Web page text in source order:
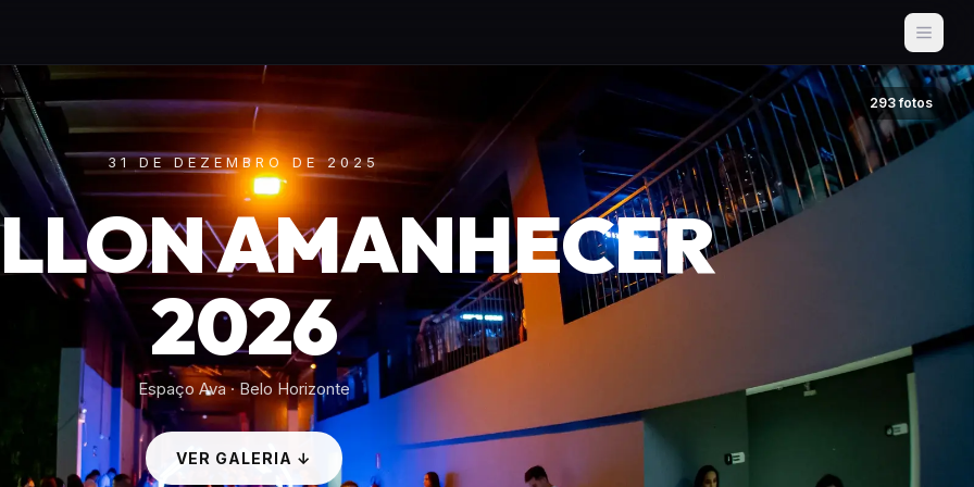
293 fotos
31 DE DEZEMBRO DE 2025
AMANHECER
2026
Espaço Ava · Belo Horizonte
VER GALERIA ↓